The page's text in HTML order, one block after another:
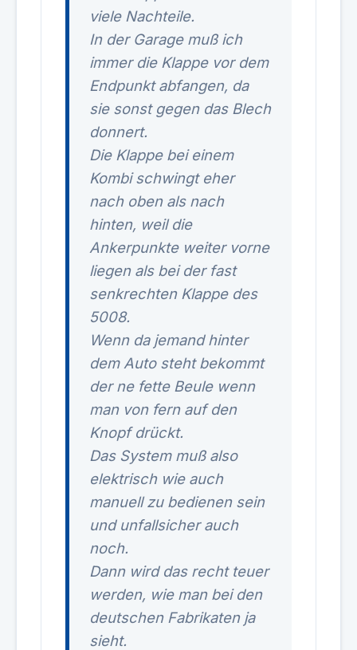
viele Nachteile.
In der Garage muß ich
immer die Klappe vor dem
Endpunkt abfangen, da
sie sonst gegen das Blech
donnert.
Die Klappe bei einem
Kombi schwingt eher
nach oben als nach
hinten, weil die
Ankerpunkte weiter vorne
liegen als bei der fast
senkrechten Klappe des
5008.
Wenn da jemand hinter
dem Auto steht bekommt
der ne fette Beule wenn
man von fern auf den
Knopf drückt.
Das System muß also
elektrisch wie auch
manuell zu bedienen sein
und unfallsicher auch
noch.
Dann wird das recht teuer
werden, wie man bei den
deutschen Fabrikaten ja
sieht.